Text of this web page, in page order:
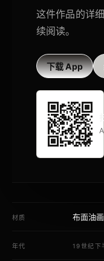
这件作品的详
续阅读。
下载 App
材质 布面油画
年代 19世纪下